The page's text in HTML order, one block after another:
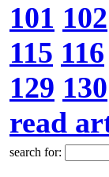
101 102
115 116
129 130
read
search for: